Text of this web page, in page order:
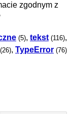
zgodnym z
(5), tekst (116),
(26), TypeError (76)